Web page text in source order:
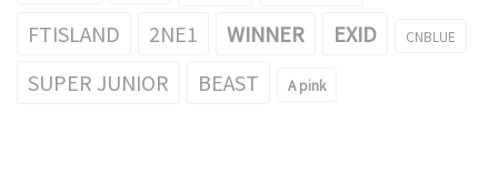
FTISLAND
2NE1 WINNER EXID CNBLUE
SUPER JUNIOR BEAST A pink